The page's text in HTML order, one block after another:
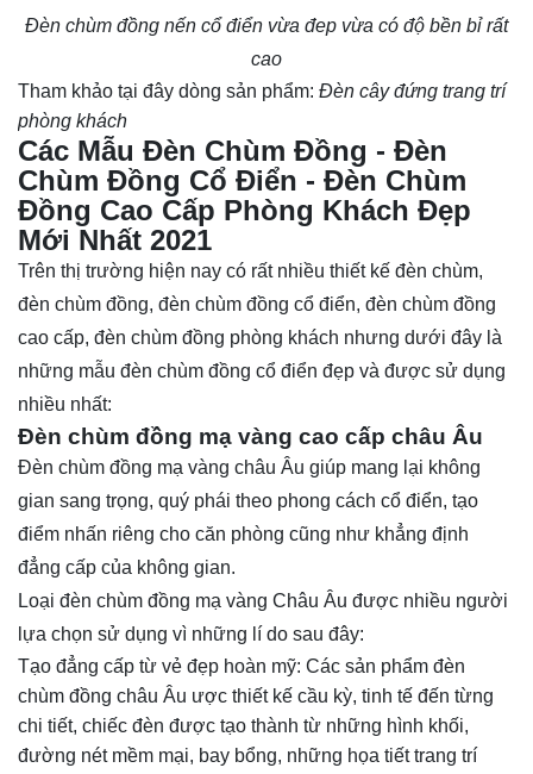
Đèn chùm đồng nến cổ điển vừa đep vừa có độ bền bỉ rất
cao
Tham khảo tại đây dòng sản phẩm: Đèn cây đứng trang trí
phòng khách
Các Mẫu Đèn Chùm Đồng - Đèn
Chùm Đồng Cổ Điển - Đèn Chùm
Đồng Cao Cấp Phòng Khách Đẹp
Mới Nhất 2021
Trên thị trường hiện nay có rất nhiều thiết kế đèn chùm,
đèn chùm đồng, đèn chùm đồng cổ điển, đèn chùm đồng
cao cấp, đèn chùm đồng phòng khách nhưng dưới đây là
những mẫu đèn chùm đồng cổ điển đẹp và được sử dụng
nhiều nhất:
Đèn chùm đồng mạ vàng cao cấp châu Âu
Đèn chùm đồng mạ vàng châu Âu giúp mang lại không
gian sang trọng, quý phái theo phong cách cổ điển, tạo
điểm nhấn riêng cho căn phòng cũng như khẳng định
đẳng cấp của không gian.
Loại đèn chùm đồng mạ vàng Châu Âu được nhiều người
lựa chọn sử dụng vì những lí do sau đây:
Tạo đẳng cấp từ vẻ đẹp hoàn mỹ: Các sản phẩm đèn
chùm đồng châu Âu ược thiết kế cầu kỳ, tinh tế đến từng
chi tiết, chiếc đèn được tạo thành từ những hình khối,
đường nét mềm mại, bay bổng, những họa tiết trang trí